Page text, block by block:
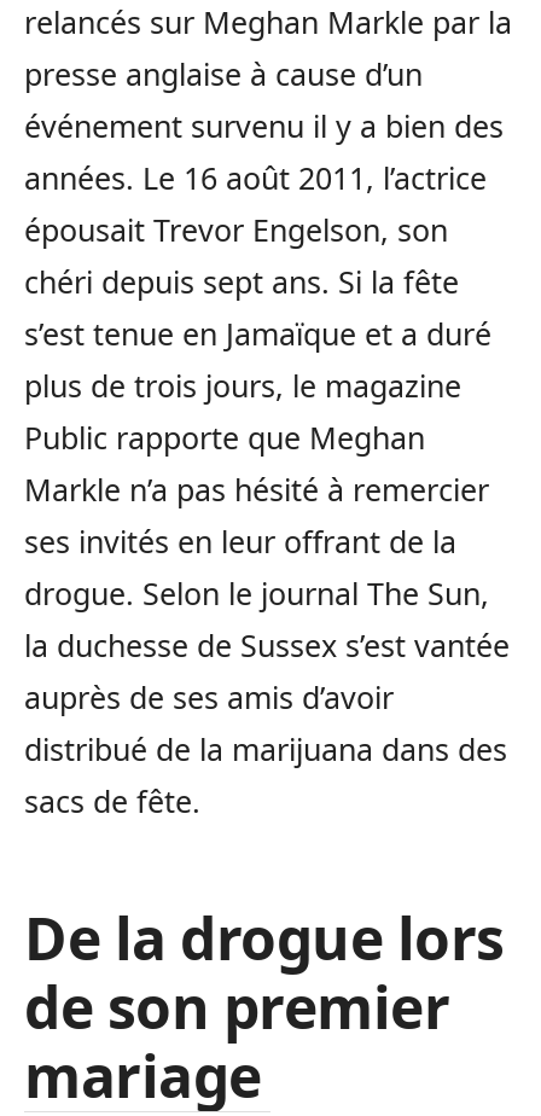
relancés sur Meghan Markle par la
presse anglaise à cause d’un
événement survenu il y a bien des
années. Le 16 août 2011, l’actrice
épousait Trevor Engelson, son
chéri depuis sept ans. Si la fête
s’est tenue en Jamaïque et a duré
plus de trois jours, le magazine
Public rapporte que Meghan
Markle n’a pas hésité à remercier
ses invités en leur offrant de la
drogue. Selon le journal The Sun,
la duchesse de Sussex s’est vantée
auprès de ses amis d’avoir
distribué de la marijuana dans des
sacs de fête.
De la drogue lors
de son premier
mariage